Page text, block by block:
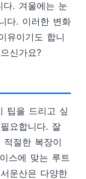
다. 겨울에는 눈
다. 이러한 변화
유이기도 합니
신가요?
팁을 드리고 싶
요합니다. 잘
절한 복장이
스에 맞는 루트
운산은 다양한